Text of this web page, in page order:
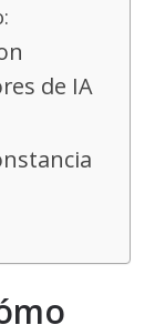
de IA